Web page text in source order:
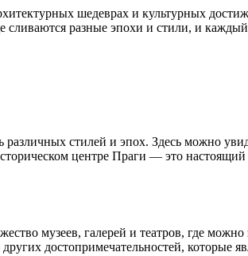
шедеврах и культурных
разные эпохи и стили, и
стилей и эпох. Здесь можно
центре Праги — это
музеев, галерей и театров, где можно
достопримечательностей, которые